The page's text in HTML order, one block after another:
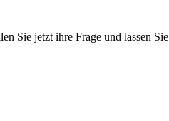
Sie jetzt ihre Frage und lassen